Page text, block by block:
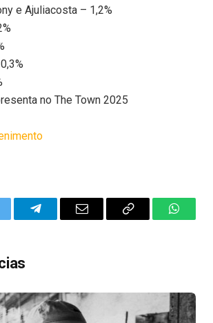
e Ajuliacosta – 1,2%
no The Town 2025
TelegramEmail
Copy